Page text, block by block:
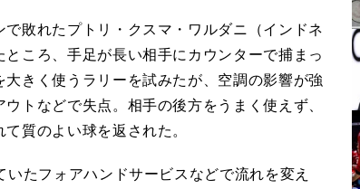
敗れたプトリ・クスマ・ワルダニ（インドネ
ころ、手足が長い相手にカウンターで捕まっ
きく使うラリーを試みたが、空調の影響が強
トなどで失点。相手の後方をうまく使えず、
質のよい球を返された。
たフォアハンドサービスなどで流れを変え